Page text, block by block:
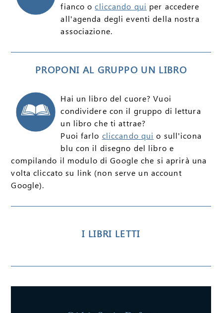
fianco ocliccando qui per accedere
all'agenda degli eventi della nostra
associazione.
PROPONI AL GRUPPO UN LIBRO
Hai un libro del cuore? Vuoi
condividere con il gruppo di lettura
un libro che ti attrae?
Puoi farlo cliccando qui o sull'icona
blu con il disegno del libro e
compilando il modulo di Google che si aprirà una
volta cliccato su link (non serve un account
Google).
I LIBRI LETTI